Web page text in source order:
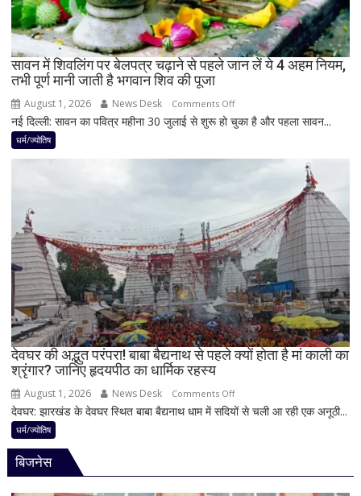
3
राशियों
पर
रह
प्रभाव,
के
बन
रहे
योग
सावन में शिवलिंग पर बेलपत्र चढ़ाने से पहले जान लें ये 4 अहम नियम,
तभी पूर्ण मानी जाती है भगवान शिव की पूजा
August 1, 2026 News Desk Comments Offon
सावन
से
पहले
जान
लें
ये
4
अहम
नियम,
मानी
शिव
की
नई दिल्ली: सावन का पवित्र महीना 30 जुलाई से शुरू हो चुका है और पहला सावन...
धर्म/ज्योतिष
देवघर की अद्भुत परंपरा! बाबा बैद्यनाथ से पहले क्यों होता है मां काली का
श्रृंगार? जानिए हृदयपीठ का धार्मिक रहस्य
August 1, 2026 News Desk Comments Offon
देवघर
देवघर: झारखंड के देवघर स्थित बाबा बैद्यनाथ धाम में सदियों से चली आ रही एक अनूठी...
धर्म/ज्योतिष
बिजनेस